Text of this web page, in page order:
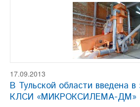
17.09.2013
В Тульской области введена
КЛСИ «МИКРОКСИЛЕМА-ДМ»